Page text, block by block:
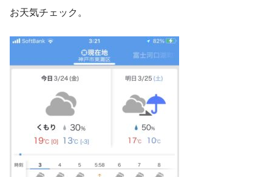
お天気チェック。